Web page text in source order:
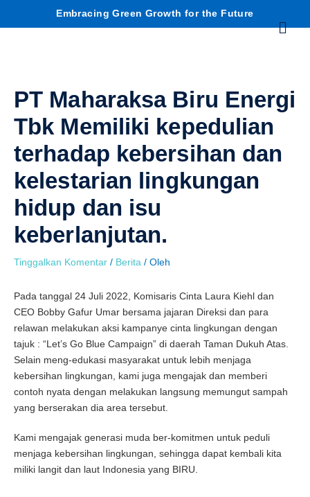
Embracing Green Growth for the Future
Menu
PT Maharaksa Biru Energi
Tbk Memiliki kepedulian
terhadap kebersihan dan
kelestarian lingkungan
hidup dan isu
keberlanjutan.
Tinggalkan Komentar / Berita / Oleh
Pada tanggal 24 Juli 2022, Komisaris Cinta Laura Kiehl dan
CEO Bobby Gafur Umar bersama jajaran Direksi dan para
relawan melakukan aksi kampanye cinta lingkungan dengan
tajuk : “Let’s Go Blue Campaign” di daerah Taman Dukuh Atas.
Selain meng-edukasi masyarakat untuk lebih menjaga
kebersihan lingkungan, kami juga mengajak dan memberi
contoh nyata dengan melakukan langsung memungut sampah
yang berserakan dia area tersebut.
Kami mengajak generasi muda ber-komitmen untuk peduli
menjaga kebersihan lingkungan, sehingga dapat kembali kita
miliki langit dan laut Indonesia yang BIRU.